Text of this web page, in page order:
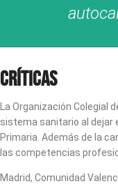
Críticas
La Organización
sistema sanitario al dejar
Primaria. Además de la
las competencias
Madrid, Comunidad